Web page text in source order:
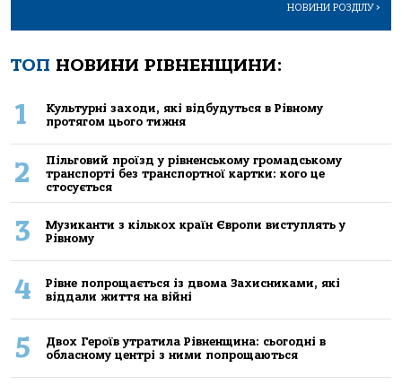
НОВИНИ РОЗДІЛУ>
ТОП НОВИНИ РІВНЕНЩИНИ:
1
Культурні заходи, які відбудуться в Рівному
протягом цього тижня
2
Пільговий проїзд у рівненському громадському
транспорті без транспортної картки: кого це
стосується
3
Музиканти з кількох країн Європи виступлять у
Рівному
4
Рівне попрощається із двома Захисниками, які
віддали життя на війні
5
Двох Героїв утратила Рівненщина: сьогодні в
обласному центрі з ними попрощаються